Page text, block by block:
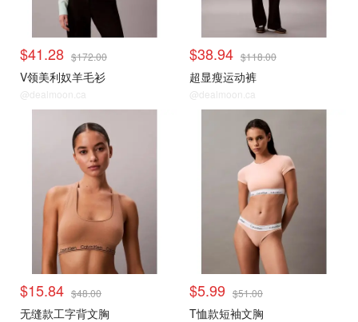
$41.28 $172.00
V领美利奴羊毛衫
@dealmoon.ca
$38.94 $118.00
超显瘦运动裤
@dealmoon.ca
$15.84 $48.00
无缝款工字背文胸
$5.99 $51.00
T恤款短袖文胸